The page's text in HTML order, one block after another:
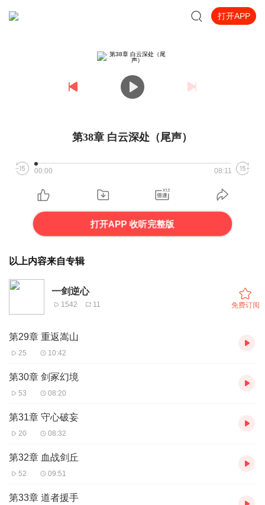
打开APP
第38章 白云深处（尾声）
00:00 08:11
打开APP 收听完整版
以上内容来自专辑
一剑逆心
1542 11 免费订阅
第29章 重返嵩山
25 10:42
第30章 剑冢幻境
53 08:20
第31章 守心破妄
20 08:32
第32章 血战剑丘
52 09:51
第33章 道者援手